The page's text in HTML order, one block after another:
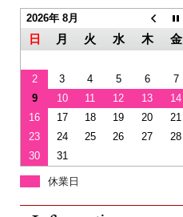
2026年 8月
日 月 火 水 木 金
2
3 4 5 6 7
9
10 11 12 13 14
16
17 18 19 20 21
23
24 25 26 27 28
30
31
休業日